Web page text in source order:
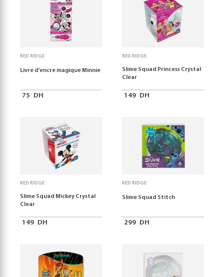
RED RIDGE
Livre d'encre magique Minnie
75 DH
RED RIDGE
Slime Squad Princess Crystal
Clear
149 DH
RED RIDGE
Slime Squad Mickey Crystal
Clear
149 DH
RED RIDGE
Slime Squad Stitch
299 DH